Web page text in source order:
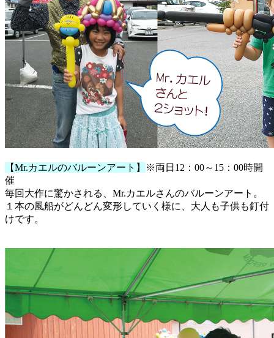
【Mr.カエルのバルーンアート】
※両日12：00～15：00時開
催
毎回大作に驚かされる、Mr.カエルさんのバルーンアート。
１本の風船がどんどん変形していく様に、大人も子供も釘付
けです。